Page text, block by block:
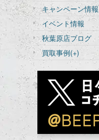
キャンペーン情報
イベント情報
秋葉原店ブログ
買取事例(+)